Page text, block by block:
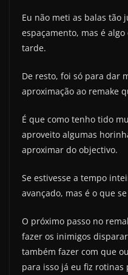
Eu não meti as balas tão
espaçamento, mas é
tarde.
De resto, foi só para dar
aproximação ao remake
É que como tenho tido
aproveito algumas
aproximar do objectivo.
Se estivesse a tempo
avançado, mas é o que
O próximo passo no
fazer os inimigos
também fazer com que
para isso já eu fiz rotinas